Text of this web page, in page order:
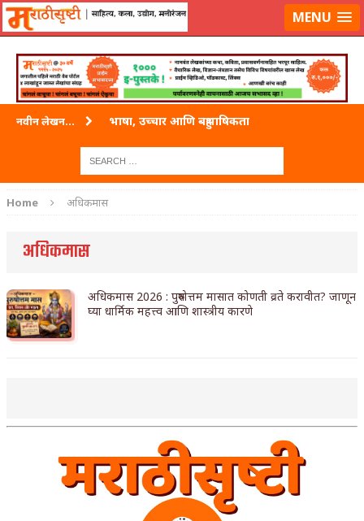
लॉग-इन करा|लेखक नोंदणी कराMENU
नवीन लेखन... भाषा, उच्चार आणि बहुभाषिकता
ताम्र – एक अफलातून धातू (COPPER)
शपथ
काळजाचे प्रेत
चमकदार चांदी
Home अधिकमास
अधिकमास
अधिकमास 2026 : पुरुषोत्तम मासात कोणती व्रते करावीत? जाणून
घ्या धार्मिक महत्त्व आणि शास्त्रीय कारणे